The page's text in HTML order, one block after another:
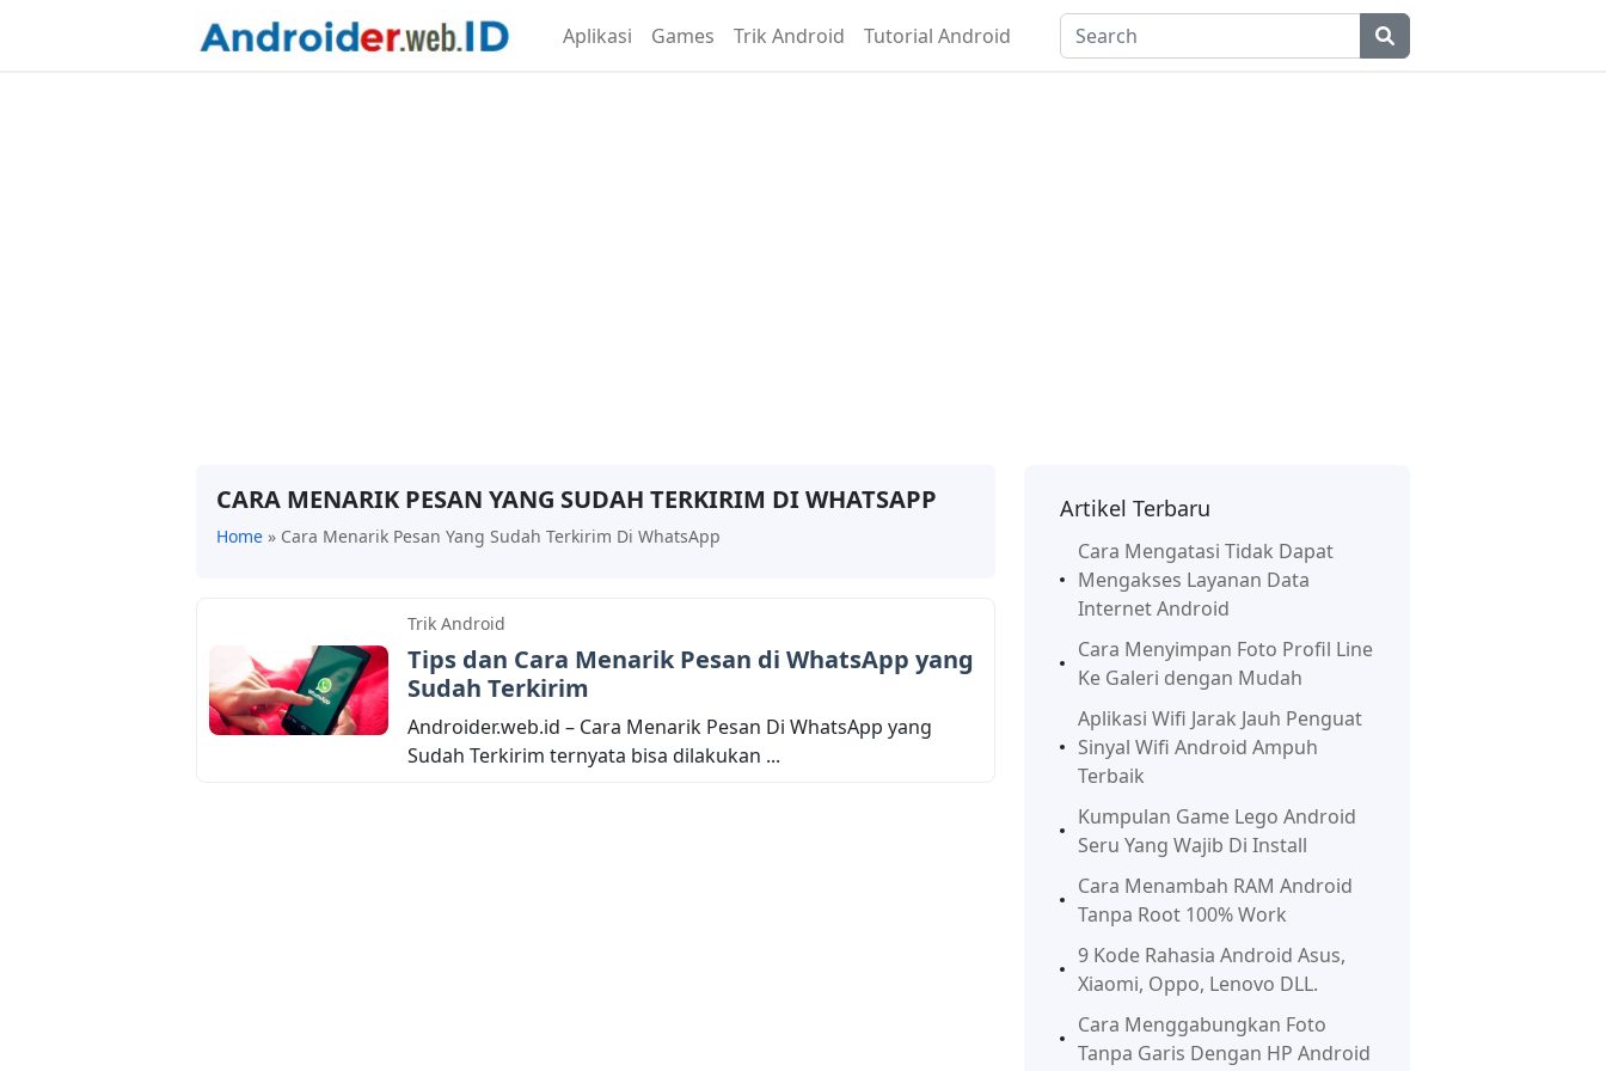
Aplikasi Games Trik Android Tutorial Android
CARA MENARIK PESAN YANG SUDAH TERKIRIM DI WHATSAPP
Home » Cara Menarik Pesan Yang Sudah Terkirim Di WhatsApp
Trik Android
Tips dan Cara Menarik Pesan di WhatsApp yang
Sudah Terkirim
Androider.web.id – Cara Menarik Pesan Di WhatsApp yang
Sudah Terkirim ternyata bisa dilakukan ...
Artikel Terbaru
Cara Mengatasi Tidak Dapat
Mengakses Layanan Data
Internet Android
Cara Menyimpan Foto Profil Line
Ke Galeri dengan Mudah
Aplikasi Wifi Jarak Jauh Penguat
Sinyal Wifi Android Ampuh
Terbaik
Kumpulan Game Lego Android
Seru Yang Wajib Di Install
Cara Menambah RAM Android
Tanpa Root 100% Work
9 Kode Rahasia Android Asus,
Xiaomi, Oppo, Lenovo DLL.
Cara Menggabungkan Foto
Tanpa Garis Dengan HP Android